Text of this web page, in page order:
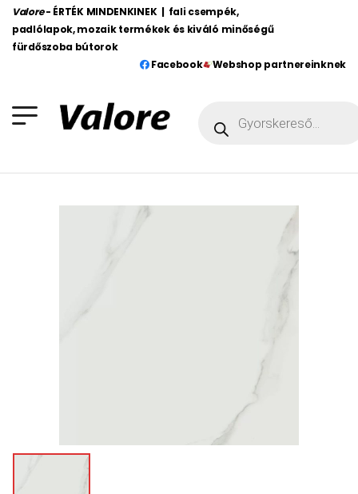
Valore - ÉRTÉK MINDENKINEK | fali csempék,
padlólapok, mozaik termékek és kiváló minőségű
fürdőszoba bútorok
Facebook
Webshop partnereinknek